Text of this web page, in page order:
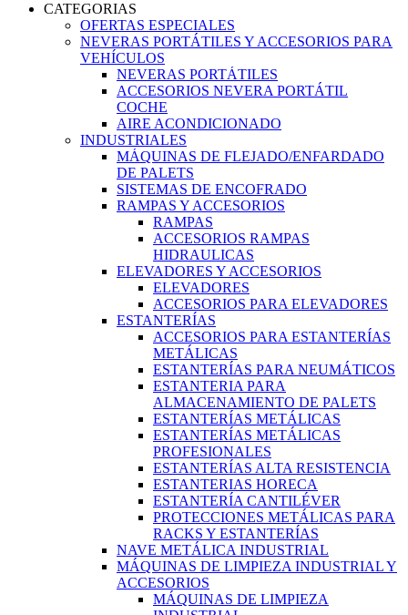
CATEGORIAS
OFERTAS ESPECIALES
NEVERAS PORTÁTILES Y ACCESORIOS PARA
VEHÍCULOS
NEVERAS PORTÁTILES
ACCESORIOS NEVERA PORTÁTIL
COCHE
AIRE ACONDICIONADO
INDUSTRIALES
MÁQUINAS DE FLEJADO/ENFARDADO
DE PALETS
SISTEMAS DE ENCOFRADO
RAMPAS Y ACCESORIOS
RAMPAS
ACCESORIOS RAMPAS
HIDRAULICAS
ELEVADORES Y ACCESORIOS
ELEVADORES
ACCESORIOS PARA ELEVADORES
ESTANTERÍAS
ACCESORIOS PARA ESTANTERÍAS
METÁLICAS
ESTANTERÍAS PARA NEUMÁTICOS
ESTANTERIA PARA
ALMACENAMIENTO DE PALETS
ESTANTERÍAS METÁLICAS
ESTANTERÍAS METÁLICAS
PROFESIONALES
ESTANTERÍAS ALTA RESISTENCIA
ESTANTERIAS HORECA
ESTANTERÍA CANTILÉVER
PROTECCIONES METÁLICAS PARA
RACKS Y ESTANTERÍAS
NAVE METÁLICA INDUSTRIAL
MÁQUINAS DE LIMPIEZA INDUSTRIAL Y
ACCESORIOS
MÁQUINAS DE LIMPIEZA